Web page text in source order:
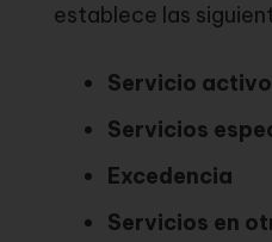
establece las
Servicio activo
Servicios
Excedencia
Servicios en